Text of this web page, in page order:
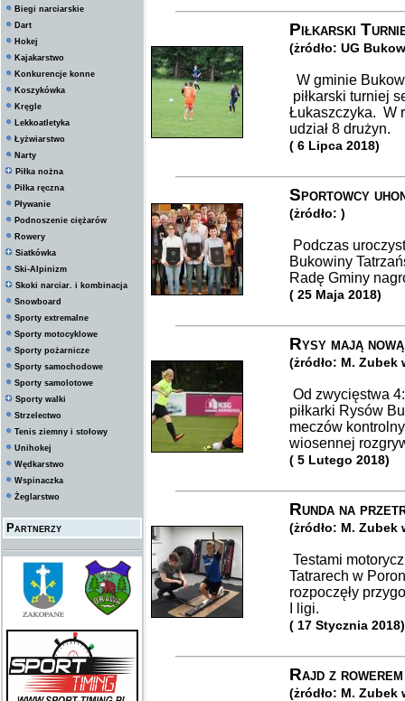
Biegi narciarskie
Dart
Hokej
Kajakarstwo
Konkurencje konne
Koszykówka
Kręgle
Lekkoatletyka
Łyżwiarstwo
Narty
Piłka nożna
Piłka ręczna
Pływanie
Podnoszenie ciężarów
Rowery
Siatkówka
Ski-Alpinizm
Skoki narciar. i kombinacja
Snowboard
Sporty extremalne
Sporty motocyklowe
Sporty pożarnicze
Sporty samochodowe
Sporty samolotowe
Sporty walki
Strzelectwo
Tenis ziemny i stołowy
Unihokej
Wędkarstwo
Wspinaczka
Żeglarstwo
Partnerzy
Piłkarski
(żródło: UG
W gminie
piłkarski turniej
Łukaszczyka. W
udział 8 drużyn.
( 6 Lipca 2018)
Sportowcy
(żródło: )
Podczas
Bukowiny
Radę Gminy
( 25 Maja 2018)
Rysy mają
(żródło: M.
Od zwycięstwa
piłkarki Rysów
meczów
wiosennej
( 5 Lutego 2018)
Runda na
(żródło: M.
Testami
Tatrarech w
rozpoczęły
I ligi.
( 17 Stycznia 2018)
Rajd z rowerem
(żródło: M.